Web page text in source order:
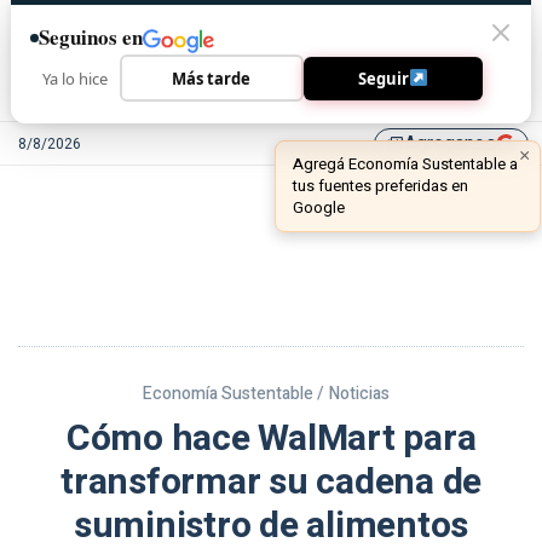
8/8/2026 library_addAgreganos
Economía Sustentable / Noticias
Cómo hace WalMart para
transformar su cadena de
suministro de alimentos
Seguinos en
Ya lo hice Más tarde Seguir